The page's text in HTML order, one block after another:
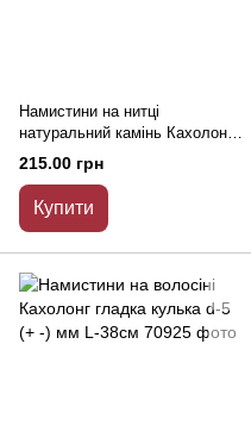
Намистини на нитці
натуральний камінь Кахолонг
гладка кулька d-8мм + -, L-38
215.00 грн
Купити